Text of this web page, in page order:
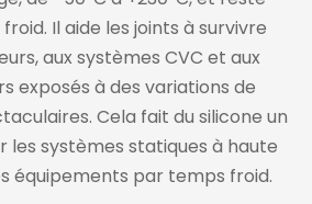
Il aide les joints à survivre
aux systèmes CVC et aux
exposés à des variations de
Cela fait du silicone un
les systèmes statiques à haute
équipements par temps froid.